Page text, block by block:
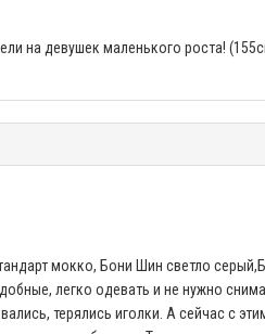
на девушек маленького роста!
мокко, Бони Шин светло
легко одевать и не нужно
терялись иголки. А сейчас с